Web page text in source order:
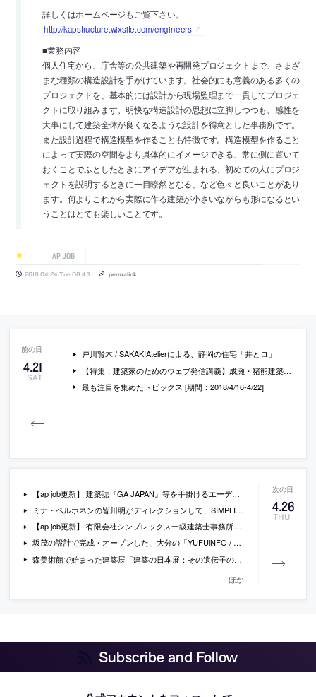
詳しくはホームページもご覧下さい。
http://kapstructure.wixsite.com/engineers
■業務内容
個人住宅から、庁舎等の公共建築や再開発プロジェクトまで、さまざ
まな種類の構造設計を手がけています。社会的にも意義のある多くの
プロジェクトを、基本的には設計から現場監理まで一貫してプロジェ
クトに取り組みます。明快な構造設計の思想に立脚しつつも、感性を
大事にして建築全体が良くなるような設計を得意とした事務所です。
また設計過程で構造模型を作ることも特徴です。構造模型を作ること
によって実際の空間をより具体的にイメージできる、常に側に置いて
おくことでふとしたときにアイデアが生まれる、初めての人にプロジ
ェクトを説明するときに一目瞭然となる、など色々と良いことがあり
ます。何よりこれから実際に作る建築が小さいながらも形になるとい
うことはとても楽しいことです。
AP JOB
2018.04.24 Tue 08:43 permalink
4.21
SAT
戸川賢木 / SAKAKIAtelierによる、静岡の住宅「井とロ」
【特集：建築家のためのウェブ発信講義】成瀬・猪熊建築設計事務所 猪熊純によるレビュー「ウェブと、その作り手をデザインする本」
最も注目を集めたトピックス [期間：2018/4/16-4/22]
4.26
THU
【ap job更新】 建築誌『GA JAPAN』等を手掛けるエーディーエー・エディタ・トーキョーが、編集スタッフを募集中
ミナ・ペルホネンの皆川明がディレクションして、SIMPLICITY・緒方慎一郎が設計した、豊島の宿泊施設「ウミトタ」の写真など
【ap job更新】 有限会社シンプレックス一級建築士事務所が、設計スタッフ・設計アシスタントを募集中
坂茂の設計で完成・オープンした、大分の「YUFUiNFO / 由布市ツーリストインフォメーションセンター」の写真
森美術館で始まった建築展「建築の日本展：その遺伝子のもたらすもの」の会場動画
ほか
Subscribe and Follow